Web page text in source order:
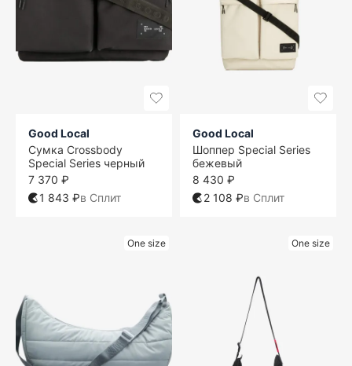
Good Local
Сумка Crossbody
Special Series черный
7 370 ₽
1 843 ₽в Сплит
Good Local
Шоппер Special Series
бежевый
8 430 ₽
2 108 ₽в Сплит
One size One size